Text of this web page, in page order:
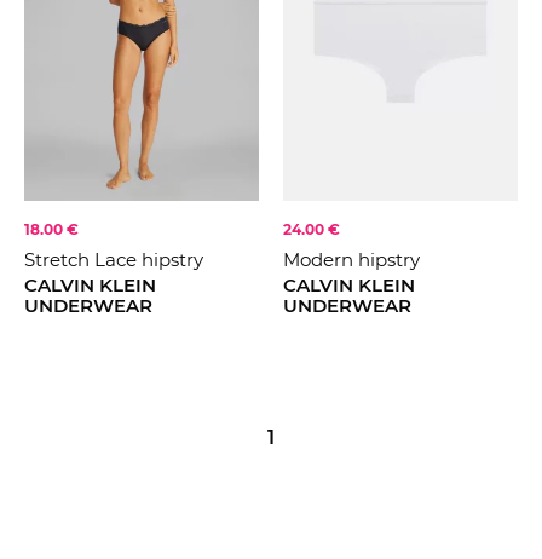
18.00 €
Stretch Lace hipstry
CALVIN KLEIN
UNDERWEAR
24.00 €
Modern hipstry
CALVIN KLEIN
UNDERWEAR
1